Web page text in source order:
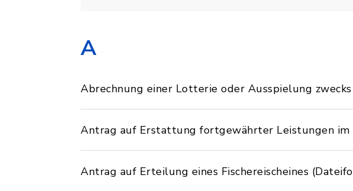
A
Abrechnung einer Lotterie oder Ausspielung
Antrag auf Erstattung fortgewährter Leistungen im
Antrag auf Erteilung eines Fischereischeines